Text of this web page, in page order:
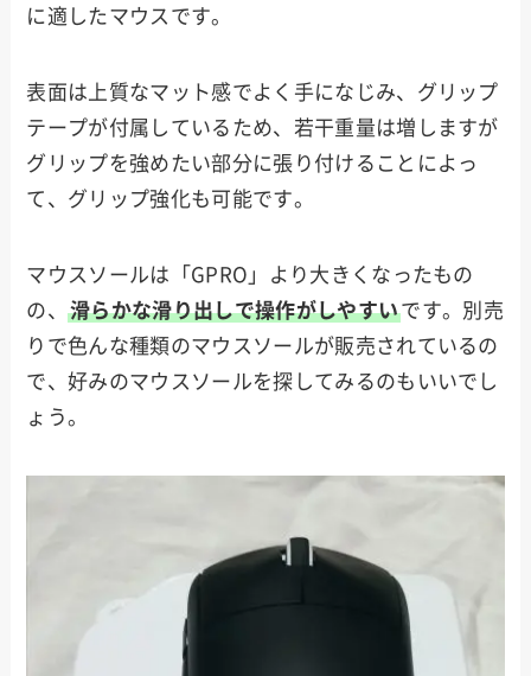
に適したマウスです。
表面は上質なマット感でよく手になじみ、グリップ
テープが付属しているため、若干重量は増しますが
グリップを強めたい部分に張り付けることによっ
て、グリップ強化も可能です。
マウスソールは「GPRO」より大きくなったもの
の、滑らかな滑り出しで操作がしやすいです。別売
りで色んな種類のマウスソールが販売されているの
で、好みのマウスソールを探してみるのもいいでし
ょう。